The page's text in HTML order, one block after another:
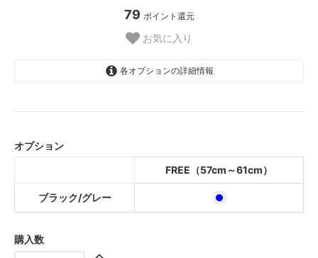
79 ポイント還元
お気に入り
各オプションの詳細情報
オプション
FREE（57cm～61cm）
ブラック/グレー
購入数